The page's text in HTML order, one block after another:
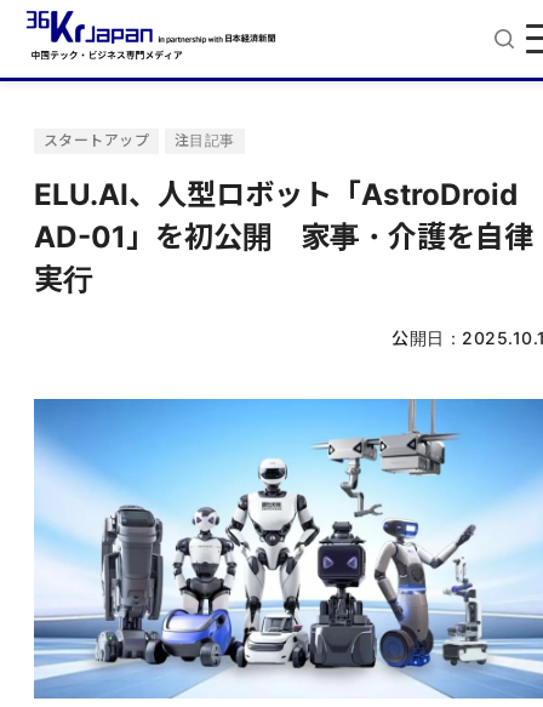
スタートアップ 注目記事
ELU.AI、人型ロボット「AstroDroid
AD-01」を初公開 家事・介護を自律
実行
公開日：